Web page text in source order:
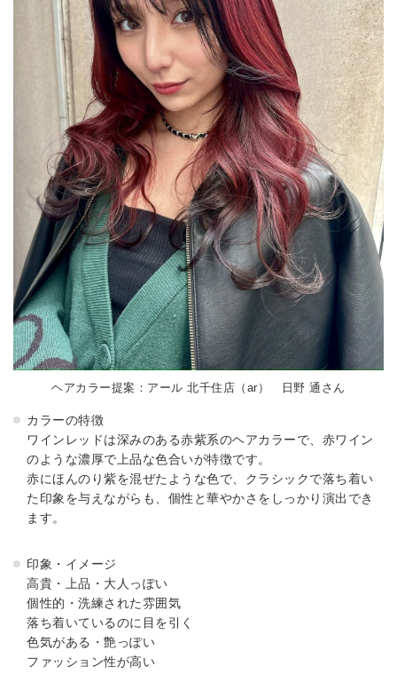
ヘアカラー提案：アール 北千住店（ar） 日野 通さん
カラーの特徴
ワインレッドは深みのある赤紫系のヘアカラーで、赤ワイン
のような濃厚で上品な色合いが特徴です。
赤にほんのり紫を混ぜたような色で、クラシックで落ち着い
た印象を与えながらも、個性と華やかさをしっかり演出でき
ます。
印象・イメージ
高貴・上品・大人っぽい
個性的・洗練された雰囲気
落ち着いているのに目を引く
色気がある・艶っぽい
ファッション性が高い